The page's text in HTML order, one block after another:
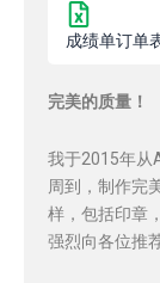
成绩单订单
完美的质量！
我于2015年从
周到，制作完
样，包括印章
强烈向各位推